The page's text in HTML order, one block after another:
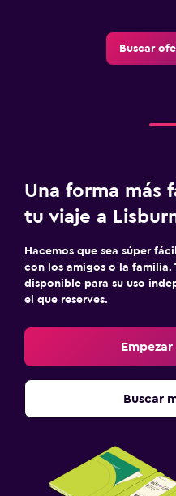
Buscar
Una forma más
tu viaje a
Hacemos que sea súper
con los amigos o la familia.
disponible para su uso
el que reserves.
Empezar
Buscar